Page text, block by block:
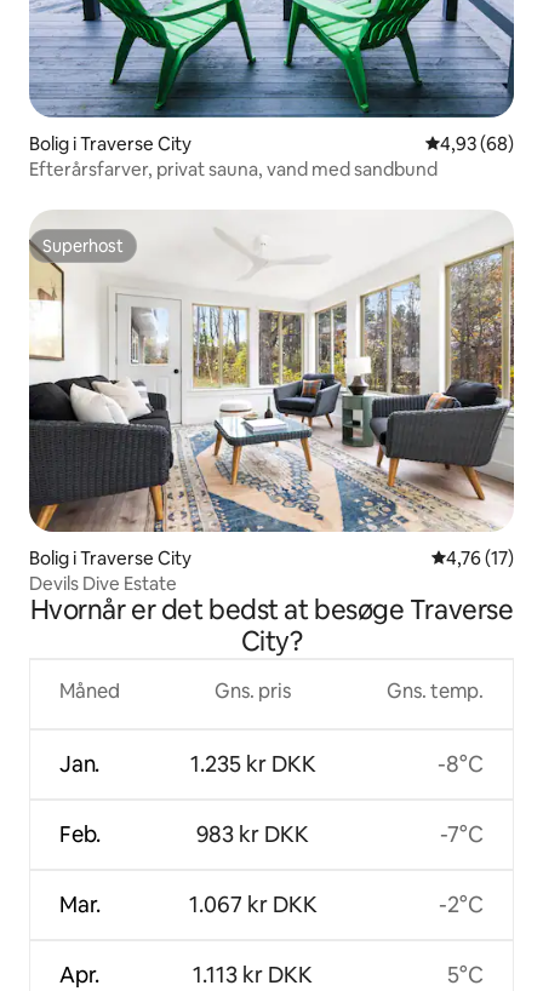
Bolig i Traverse City 4,93 ud af 5 i
4,93 (68)
Efterårsfarver, privat sauna, vand med sandbund
Superhost
Superhost
Bolig i Traverse City 4,76 ud af 5
4,76 (17)
Devils Dive Estate
Hvornår er det bedst at besøge Traverse
City?
Måned
Jan.
Feb.
Mar.
Apr.
Gns. pris
1.235 kr DKK
983 kr DKK
1.067 kr DKK
1.113 kr DKK
Gns. temp.
-8°C
-7°C
-2°C
5°C